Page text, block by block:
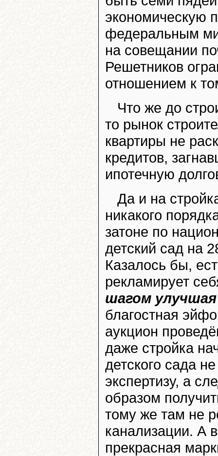
экономическую
федеральным
на совещании
Решетников
отношением к
Что же до
то рынок
квартиры не
кредитов,
ипотечную
Да и на
никакого
затоне по
детский сад на
Казалось бы,
рекламирует
шагом
благостная
аукцион
даже стройка
детского сада
экспертизу, а
образом
тому же там не
канализации. А
прекрасная